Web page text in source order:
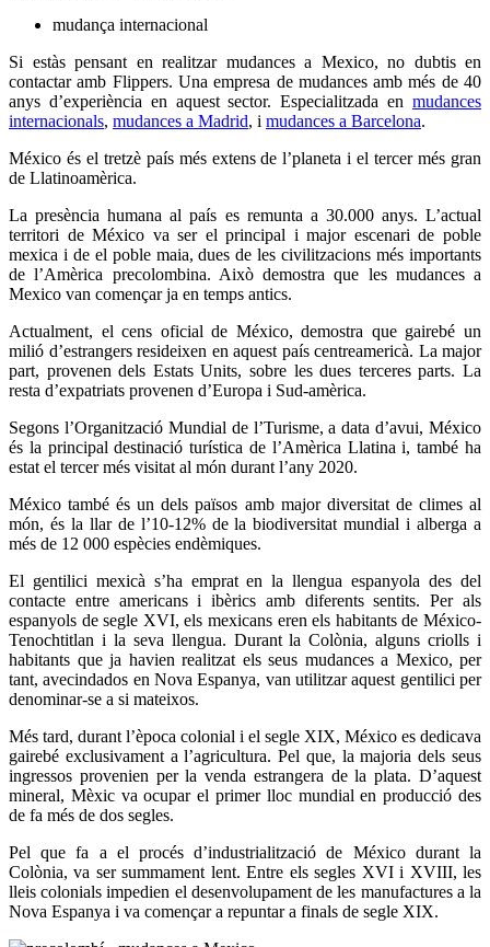
mudança internacional
Si estàs pensant en realitzar mudances a Mexico, no dubtis en
contactar amb Flippers. Una empresa de mudances amb més de 40
anys d’experiència en aquest sector. Especialitzada en mudances
internacionals, mudances a Madrid, i mudances a Barcelona.
México és el tretzè país més extens de l’planeta i el tercer més gran
de Llatinoamèrica.
La presència humana al país es remunta a 30.000 anys. L’actual
territori de México va ser el principal i major escenari de poble
mexica i de el poble maia, dues de les civilitzacions més importants
de l’Amèrica precolombina. Això demostra que les mudances a
Mexico van començar ja en temps antics.
Actualment, el cens oficial de México, demostra que gairebé un
milió d’estrangers resideixen en aquest país centreamericà. La major
part, provenen dels Estats Units, sobre les dues terceres parts. La
resta d’expatriats provenen d’Europa i Sud-amèrica.
Segons l’Organització Mundial de l’Turisme, a data d’avui, México
és la principal destinació turística de l’Amèrica Llatina i, també ha
estat el tercer més visitat al món durant l’any 2020.
México també és un dels països amb major diversitat de climes al
món, és la llar de l’10-12% de la biodiversitat mundial i alberga a
més de 12 000 espècies endèmiques.
El gentilici mexicà s’ha emprat en la llengua espanyola des del
contacte entre americans i ibèrics amb diferents sentits. Per als
espanyols de segle XVI, els mexicans eren els habitants de México-
Tenochtitlan i la seva llengua. Durant la Colònia, alguns criolls i
habitants que ja havien realitzat els seus mudances a Mexico, per
tant, avecindados en Nova Espanya, van utilitzar aquest gentilici per
denominar-se a si mateixos.
Més tard, durant l’època colonial i el segle XIX, México es dedicava
gairebé exclusivament a l’agricultura. Pel que, la majoria dels seus
ingressos provenien per la venda estrangera de la plata. D’aquest
mineral, Mèxic va ocupar el primer lloc mundial en producció des
de fa més de dos segles.
Pel que fa a el procés d’industrialització de México durant la
Colònia, va ser summament lent. Entre els segles XVI i XVIII, les
lleis colonials impedien el desenvolupament de les manufactures a la
Nova Espanya i va començar a repuntar a finals de segle XIX.